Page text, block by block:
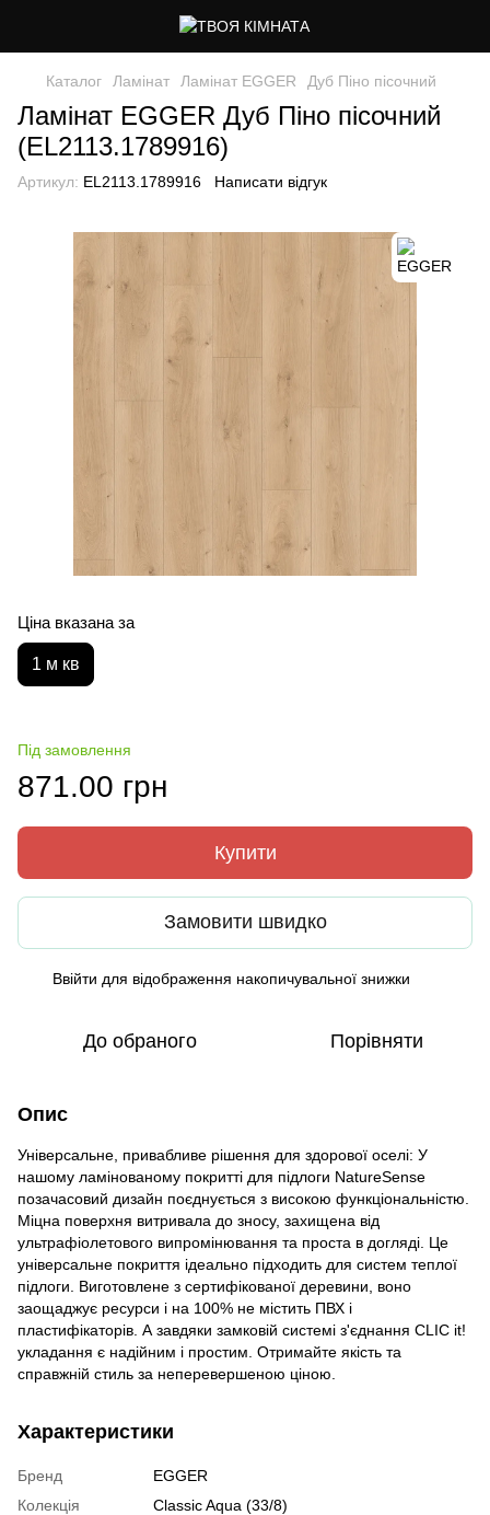
Каталог Ламінат Ламінат EGGER Дуб Піно пісочний
Ламінат EGGER Дуб Піно пісочний
(EL2113.1789916)
Артикул: EL2113.1789916 Написати відгук
Ціна вказана за
1 м кв
Під замовлення
871.00 грн
Купити
Замовити швидко
Ввійти для відображення накопичувальної знижки
До обраного Порівняти
Опис
Універсальне, привабливе рішення для здорової оселі: У
нашому ламінованому покритті для підлоги NatureSense
позачасовий дизайн поєднується з високою функціональністю.
Міцна поверхня витривала до зносу, захищена від
ультрафіолетового випромінювання та проста в догляді. Це
універсальне покриття ідеально підходить для систем теплої
підлоги. Виготовлене з сертифікованої деревини, воно
заощаджує ресурси і на 100% не містить ПВХ і
пластифікаторів. А завдяки замковій системі з'єднання CLIC it!
укладання є надійним і простим. Отримайте якість та
справжній стиль за неперевершеною ціною.
Характеристики
Бренд
EGGER
Колекція
Classic Aqua (33/8)